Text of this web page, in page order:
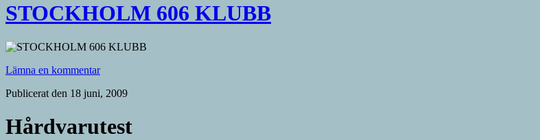
STOCKHOLM 606 KLUBB
Lämna en kommentar
Publicerat den 18 juni, 2009
Hårdvarutest